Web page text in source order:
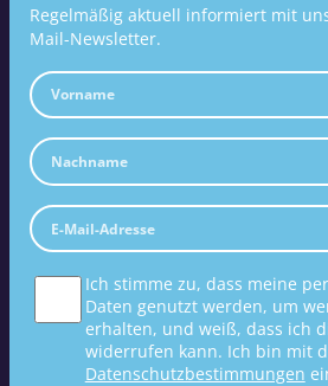
Regelmäßig aktuell informiert mit
Mail-Newsletter.
Ich stimme zu, dass meine
Daten genutzt werden, um
erhalten, und weiß, dass ich
widerrufen kann. Ich bin mit
Datenschutzbestimmungen